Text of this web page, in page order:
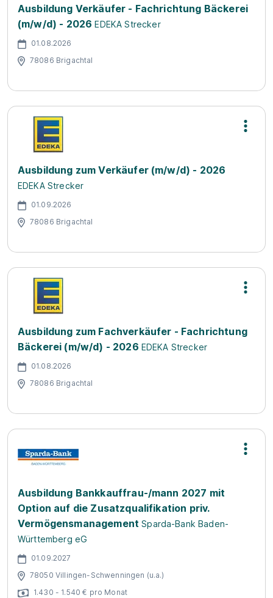
Ausbildung Verkäufer - Fachrichtung Bäckerei
(m/w/d) - 2026 EDEKA Strecker
01.08.2026
78086 Brigachtal
Ausbildung zum Verkäufer (m/w/d) - 2026
EDEKA Strecker
01.09.2026
78086 Brigachtal
Ausbildung zum Fachverkäufer - Fachrichtung
Bäckerei (m/w/d) - 2026 EDEKA Strecker
01.08.2026
78086 Brigachtal
Ausbildung Bankkauffrau-/mann 2027 mit
Option auf die Zusatzqualifikation priv.
Vermögensmanagement Sparda-Bank Baden-
Württemberg eG
01.09.2027
78050 Villingen-Schwenningen (u.a.)
1.430 - 1.540 € pro Monat